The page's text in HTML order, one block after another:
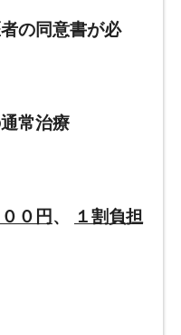
の同意書が必
治療
０円 、
１割負担